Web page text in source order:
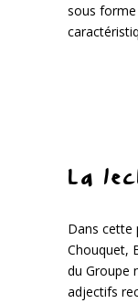
sous forme
La
Dans cette
Chouquet,
du Groupe
adjectifs